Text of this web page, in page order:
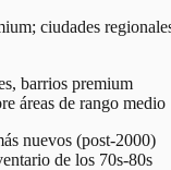
ciudades
barrios premium
áreas de rango medio
nuevos (post-2000)
de los 70s-80s